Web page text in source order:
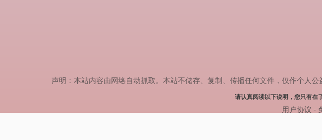
声明：本站内容由网络自动抓取。本站不储存、复制、传播任何文件，仅作个人
请认真阅读以下说明，您只有在
用户协议 -